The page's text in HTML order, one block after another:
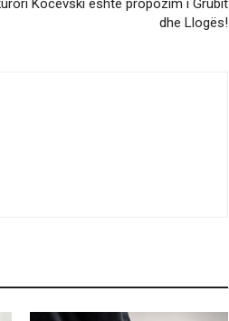
Kocevski është propozim i Grubit
dhe Llogës!